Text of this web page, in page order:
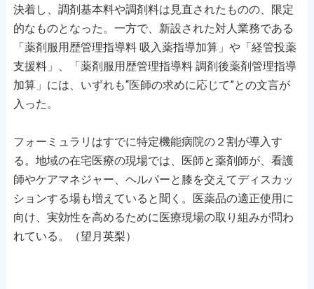
決着し、調剤基本料や調剤料は見直されたものの、限定
的なものとなった。一方で、新設された対人業務である
「薬剤服用歴管理指導料 吸入薬指導加算」や「経管投薬
支援料」、「薬剤服用歴管理指導料 調剤後薬剤管理指導
加算」には、いずれも“医師の求めに応じて”との文言が
入った。
フォーミュラリはすでに特定機能病院の２割が導入す
る。地域の在宅医療の現場では、医師と薬剤師が、看護
師やケアマネジャー、ヘルパーと膝を交えてディスカッ
ションする場も増えていると聞く。医薬品の適正使用に
向け、実効性を高めるために医療現場の取り組みが問わ
れている。（望月英梨）